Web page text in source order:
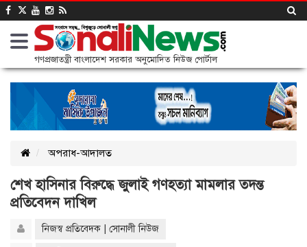
গণপ্রজাতন্ত্রী বাংলাদেশ সরকার অনুমোদিত নিউজ পোর্টাল
অপরাধ-আদালত
শেখ হাসিনার বিরুদ্ধে জুলাই গণহত্যা মামলার তদন্ত
প্রতিবেদন দাখিল
নিজস্ব প্রতিবেদক | সোনালী নিউজ